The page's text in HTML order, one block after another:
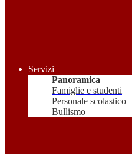
Servizi
Panoramica
Famiglie e studenti
Personale scolastico
Bullismo